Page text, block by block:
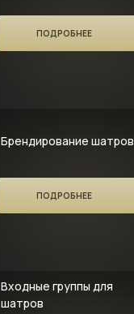
ПОДРОБНЕЕ
Брендирование шатров
ПОДРОБНЕЕ
Входные группы для
шатров